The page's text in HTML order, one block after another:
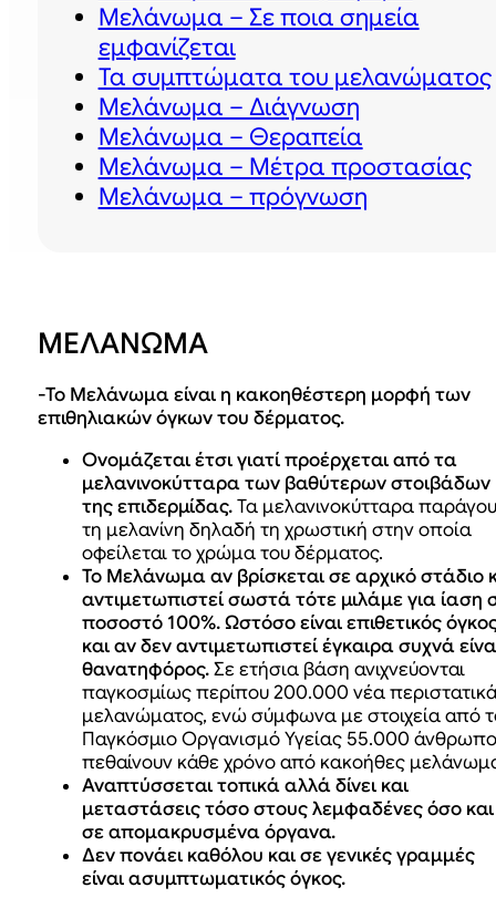
Μελάνωμα – Σε ποια σημεία
εμφανίζεται
Τα συμπτώματα του μελανώματος
Μελάνωμα – Διάγνωση
Μελάνωμα – Θεραπεία
Μελάνωμα – Μέτρα προστασίας
Μελάνωμα – πρόγνωση
ΜΕΛΑΝΩΜΑ
-Το Μελάνωμα είναι η κακοηθέστερη μορφή των
επιθηλιακών όγκων του δέρματος.
Ονομάζεται έτσι γιατί προέρχεται από τα
μελανινοκύτταρα των βαθύτερων στοιβάδων
της επιδερμίδας.Τα μελανινοκύτταρα
τη μελανίνη δηλαδή τη χρωστική στην οποία
οφείλεται το χρώμα του δέρματος.
Το Μελάνωμα αν βρίσκεται σε αρχικό στάδιο
αντιμετωπιστεί σωστά τότε μιλάμε για ίαση
ποσοστό 100%. Ωστόσο είναι επιθετικός
και αν δεν αντιμετωπιστεί έγκαιρα συχνά
θανατηφόρος.Σε ετήσια βάση ανιχνεύονται
παγκοσμίως περίπου 200.000 νέα
μελανώματος, ενώ σύμφωνα με στοιχεία από
Παγκόσμιο Οργανισμό Υγείας 55.000
πεθαίνουν κάθε χρόνο από κακοήθες
Αναπτύσσεται τοπικά αλλά δίνει και
μεταστάσεις τόσο στους λεμφαδένες όσο και
σε απομακρυσμένα όργανα.
Δεν πονάει καθόλου και σε γενικές γραμμές
είναι ασυμπτωματικός όγκος.